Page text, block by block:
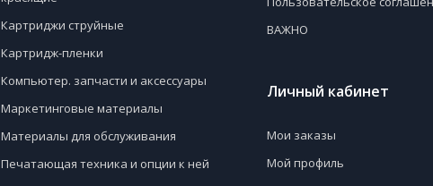
Картриджи струйные
Картридж-пленки
Компьютер. запчасти и аксессуары
Маркетинговые материалы
Материалы для обслуживания
Печатающая техника и опции к ней
ВАЖНО
Личный кабинет
Мои заказы
Мой профиль